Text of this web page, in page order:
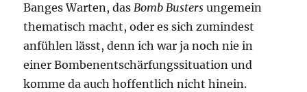
Banges Warten, dasBomb Busters ungemein
thematisch macht, oder es sich zumindest
anfühlen lässt, denn ich war ja noch nie in
einer Bombenentschärfungssituation und
komme da auch hoffentlich nicht hinein.